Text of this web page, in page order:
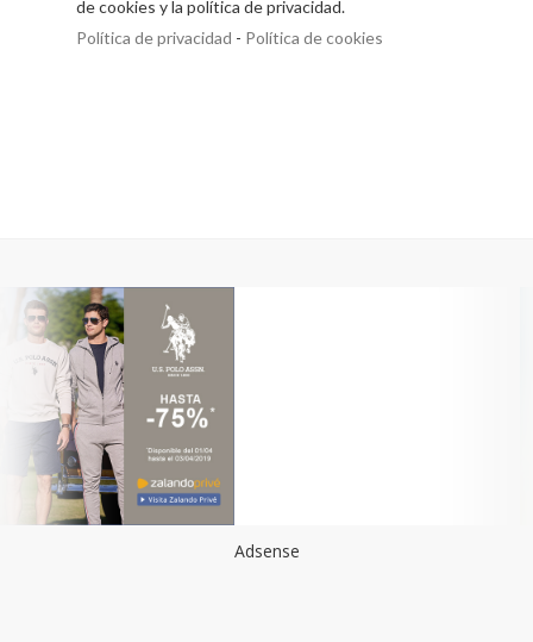
de cookies y la política de privacidad.
Política de privacidad - Política de cookies
Adsense